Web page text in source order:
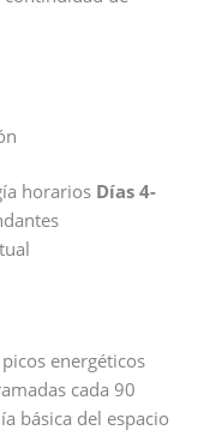
horarios Días 4-
energéticos
cada 90
básica del espacio